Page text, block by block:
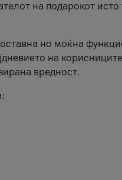
на подарокот
но моќна
на
вредност.